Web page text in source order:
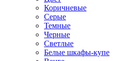
Коричневые
Серые
Темные
Черные
Светлые
Белые шкафы-купе